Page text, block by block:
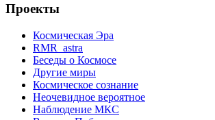
Проекты
Космическая Эра
RMR_astra
Беседы о Космосе
Другие миры
Космическое сознание
Неочевидное вероятное
Наблюдение МКС